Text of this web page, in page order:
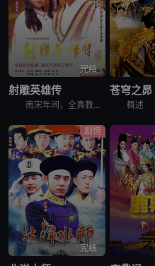
完结
射雕英雄传
南宋年间，全真教道士丘处机与江南七怪武功不相上下，两方决定各培养一个徒弟，日后比武来决定双方武功高低。丘处机的徒弟是金国小王子杨康（苗侨伟 饰），江南七怪的徒弟则是自小随母亲在蒙古生活的郭靖（黄日
苍穹之昴
剧情
完结